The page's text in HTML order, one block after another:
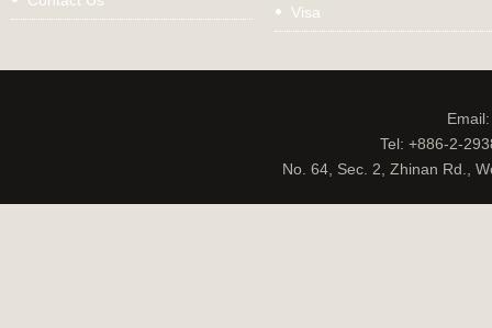
Visa
Tel: +886-2-
No. 64, Sec. 2, Zhinan Rd.,